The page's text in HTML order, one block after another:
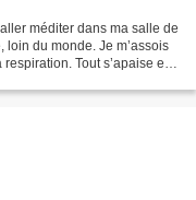
méditer dans ma salle de
loin du monde. Je m’assois
Tout s’apaise et